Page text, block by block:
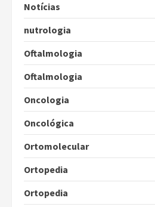
Notícias
nutrologia
Oftalmologia
Oftalmologia
Oncologia
Oncológica
Ortomolecular
Ortopedia
Ortopedia